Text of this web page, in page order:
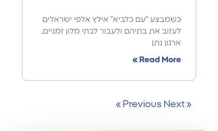
כשמבצע “עם כלביא” אילץ אלפי ישראלים
לעזוב את בתיהם ולעבור לבתי מלון זמניים,
ארגון נתן
Read More »
« Previous
Next »